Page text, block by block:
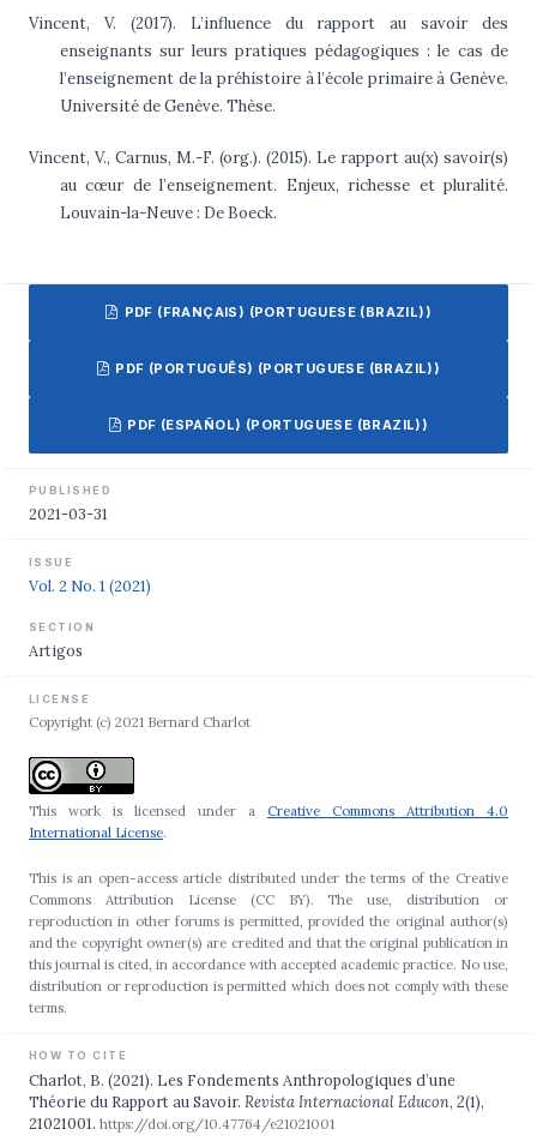
Vincent, V. (2017). L’influence du rapport au savoir des
enseignants sur leurs pratiques pédagogiques : le cas de
l’enseignement de la préhistoire à l’école primaire à Genève.
Université de Genève. Thèse.
Vincent, V., Carnus, M.-F. (org.). (2015). Le rapport au(x) savoir(s)
au cœur de l’enseignement. Enjeux, richesse et pluralité.
Louvain-la-Neuve : De Boeck.
PDF (FRANÇAIS) (PORTUGUESE (BRAZIL))
PDF (PORTUGUÊS) (PORTUGUESE (BRAZIL))
PDF (ESPAÑOL) (PORTUGUESE (BRAZIL))
PUBLISHED
2021-03-31
ISSUE
Vol. 2 No. 1 (2021)
SECTION
Artigos
LICENSE
Copyright (c) 2021 Bernard Charlot
This work is licensed under aCreative Commons Attribution 4.0
International License.
This is an open-access article distributed under the terms of the Creative
Commons Attribution License (CC BY). The use, distribution or
reproduction in other forums is permitted, provided the original author(s)
and the copyright owner(s) are credited and that the original publication in
this journal is cited, in accordance with accepted academic practice. No use,
distribution or reproduction is permitted which does not comply with these
terms.
HOW TO CITE
Charlot, B. (2021). Les Fondements Anthropologiques d’une
Théorie du Rapport au Savoir. Revista Internacional Educon, 2(1),
21021001. https://doi.org/10.47764/e21021001